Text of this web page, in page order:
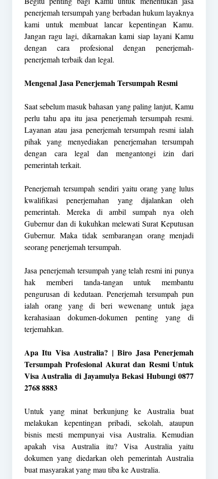
penerjemah tersumpah yang berbadan hukum layaknya
kami untuk membuat lancar kepentingan Kamu.
Jangan ragu lagi, dikarnakan kami siap layani Kamu
dengan cara profesional dengan penerjemah-
penerjemah terbaik dan legal.
Mengenal Jasa Penerjemah Tersumpah Resmi
Saat sebelum masuk bahasan yang paling lanjut, Kamu
perlu tahu apa itu jasa penerjemah tersumpah resmi.
Layanan atau jasa penerjemah tersumpah resmi ialah
pihak yang menyediakan penerjemahan tersumpah
dengan cara legal dan mengantongi izin dari
pemerintah terkait.
Penerjemah tersumpah sendiri yaitu orang yang lulus
kwalifikasi penerjemahan yang dijalankan oleh
pemerintah. Mereka di ambil sumpah nya oleh
Gubernur dan di kukuhkan melewati Surat Keputusan
Gubernur. Maka tidak sembarangan orang menjadi
seorang penerjemah tersumpah.
Jasa penerjemah tersumpah yang telah resmi ini punya
hak memberi tanda-tangan untuk membantu
pengurusan di kedutaan. Penerjemah tersumpah pun
ialah orang yang di beri wewenang untuk jaga
kerahasiaan dokumen-dokumen penting yang di
terjemahkan.
Apa Itu Visa Australia? | Biro Jasa Penerjemah
Tersumpah Profesional Akurat dan Resmi Untuk
Visa Australia di Jayamulya Bekasi Hubungi 0877
2768 8883
Untuk yang minat berkunjung ke Australia buat
melakukan kepentingan pribadi, sekolah, ataupun
bisnis mesti mempunyai visa Australia. Kemudian
apakah visa Australia itu? Visa Australia yaitu
dokumen yang diedarkan oleh pemerintah Australia
buat masyarakat yang mau tiba ke Australia.